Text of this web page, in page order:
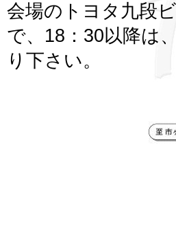
会場のトヨタ九段
で、18：30以降は
り下さい。